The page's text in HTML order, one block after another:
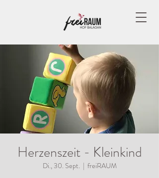
Herzenszeit - Kleinkind
Di., 30. Sept.
  |
freiRAUM